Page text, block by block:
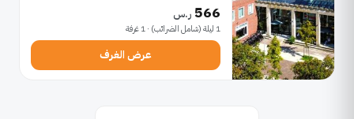
566 ر.س
1 ليلة (شامل الضرائب) · 1 غرفة
عرض الغرف